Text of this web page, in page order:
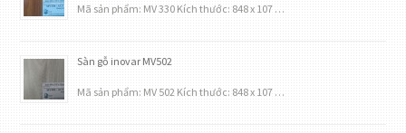
Mã sản phẩm: MV 330 Kích thước: 848 x 107 …
Sàn gỗ inovar MV502
Mã sản phẩm: MV 502 Kích thước: 848 x 107 …